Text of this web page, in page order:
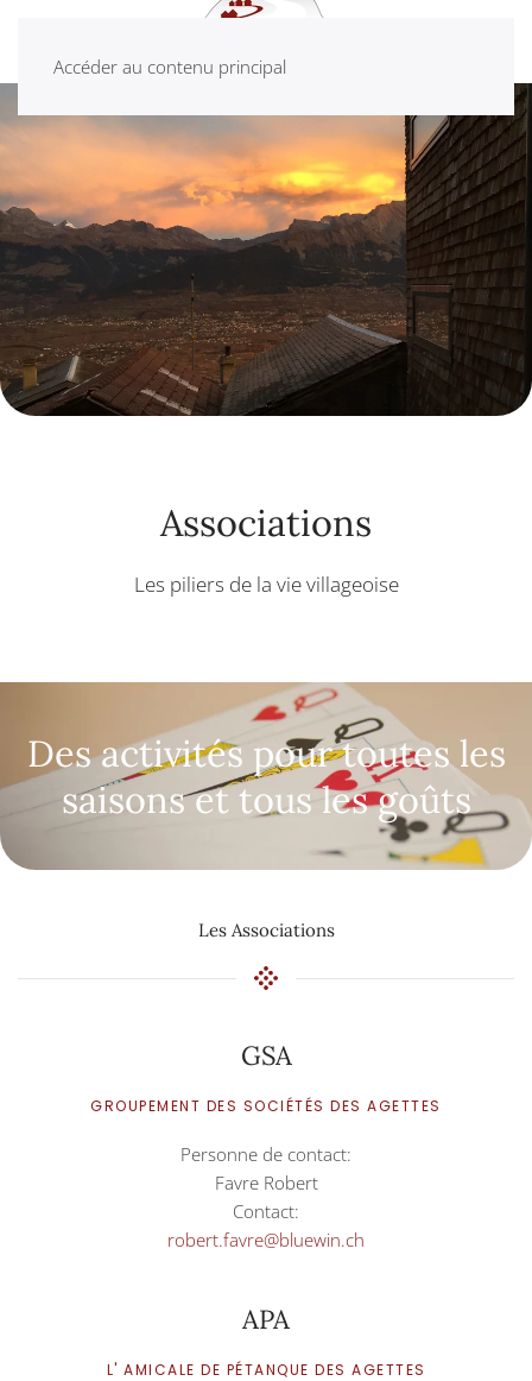
Accéder au contenu principal
Associations
Les piliers de la vie villageoise
Des activités pour toutes les
saisons et tous les goûts
Les Associations
GSA
GROUPEMENT DES SOCIÉTÉS DES AGETTES
Personne de contact:
Favre Robert
Contact:
robert.favre@bluewin.ch
APA
L' AMICALE DE PÉTANQUE DES AGETTES